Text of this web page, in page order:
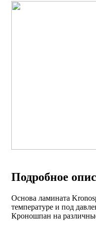
Подробное
Основа ламината
температуре и под
Кроношпан на